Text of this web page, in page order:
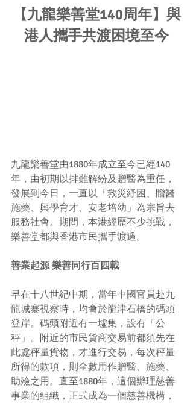
【九龍樂善堂140周年】與
港人攜手共渡困境至今
九龍樂善堂由1880年成立至今已經140
年，由初期以排難解紛及贈醫為重任，
發展到今日，一直以「救災紓困、贈醫
施藥、興學育才、安老培幼」為宗旨去
服務社會。期間，本港經歷不少挑戰，
樂善堂都與香港市民攜手渡過。
善業起源 樂善同行百四載
早在十八世紀中期，當年中國官員赴九
龍城寨視察時，均會於龍津石橋的碼頭
登岸。碼頭附近有一墟集，設有「公
秤」。附近的市民貨商交易前都須先在
此處秤量貨物，才進行交易，每次秤量
所得的款項，則全數用作贈醫、施藥、
助殮之用。直至1880年，這個辦理慈善
事業的組織，正式成為一個慈善機構，